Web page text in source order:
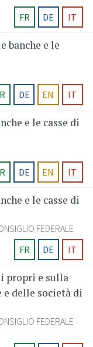
FR
DE IT
banche e le
DE EN IT
e le casse di
DE EN IT
e le casse di
FEDERALE
FR
DE IT
propri e sulla
delle società di
FEDERALE